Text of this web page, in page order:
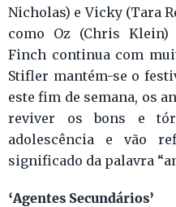
Nicholas) e Vicky (Tara
como Oz (Chris Klein)
Finch continua com
Stifler mantém-se o
este fim de semana, os
reviver os bons e
adolescência e vão
significado da palavra
‘Agentes Secundários’